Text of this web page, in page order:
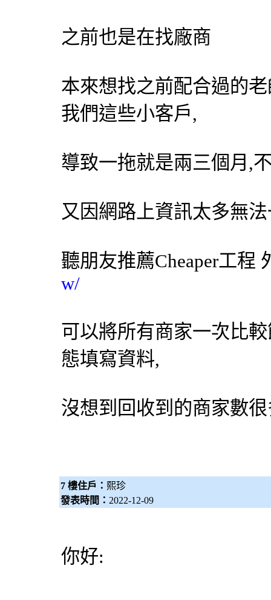
之前也是在找廠商
本來想找之前配合過的
我們這些小客戶,
導致一拖就是兩三個月,
又因網路上資訊太多無
聽朋友推薦Cheaper工程
w/
可以將所有商家一次比
態填寫資料,
沒想到回收到的商家數
7 樓住戶： 熙珍
發表時間： 2022-12-09
你好: